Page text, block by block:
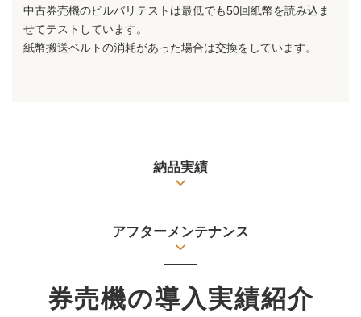
中古券売機のビルバリテストは最低でも50回紙幣を読み込ま
せてテストしています。
紙幣搬送ベルトの消耗があった場合は交換をしています。
納品実績
アフターメンテナンス
券売機の導入実績紹介